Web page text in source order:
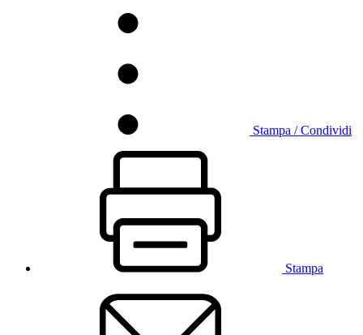
Stampa / Condividi
Stampa